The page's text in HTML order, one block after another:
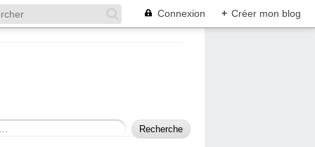
Connexion + Créer mon blog